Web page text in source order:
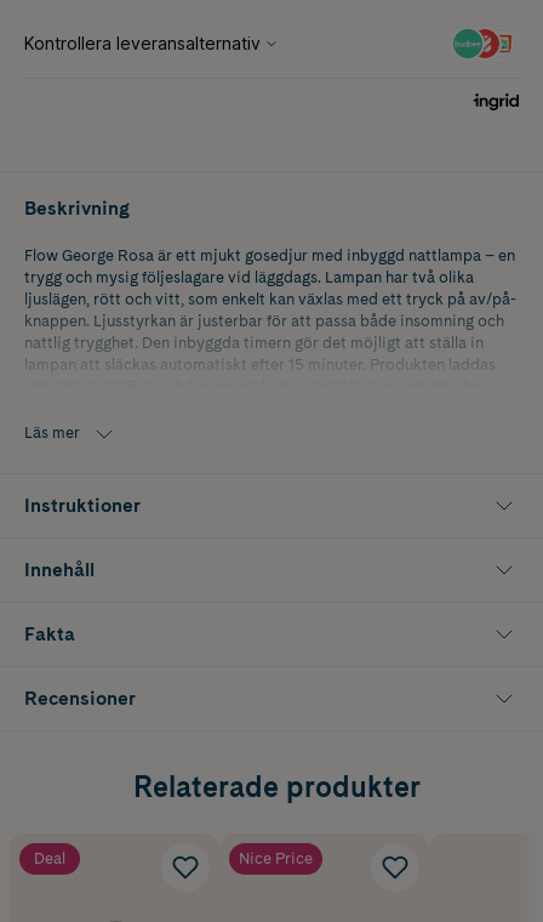
Beskrivning
Flow George Rosa är ett mjukt gosedjur med inbyggd nattlampa – en
trygg och mysig följeslagare vid läggdags. Lampan har två olika
ljuslägen, rött och vitt, som enkelt kan växlas med ett tryck på av/på-
knappen. Ljusstyrkan är justerbar för att passa både insomning och
nattlig trygghet. Den inbyggda timern gör det möjligt att ställa in
lampan att släckas automatiskt efter 15 minuter. Produkten laddas
Läs mer
Instruktioner
Innehåll
Fakta
Recensioner
Relaterade produkter
Deal Nice Price